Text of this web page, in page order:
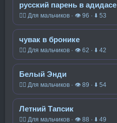
русский парень в адидасе
🧍‍♂️ Для мальчиков · 👁 96 · ⬇ 53
чувак в бронике
🧍‍♂️ Для мальчиков · 👁 62 · ⬇ 42
Белый Энди
🧍‍♂️ Для мальчиков · 👁 89 · ⬇ 54
Летний Тапсик
🧍‍♂️ Для мальчиков · 👁 88 · ⬇ 49